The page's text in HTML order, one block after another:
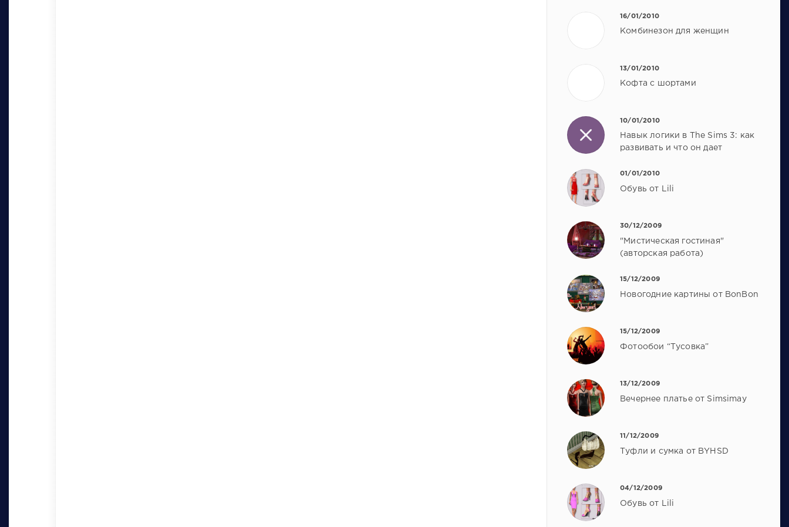
16/01/2010
Комбинезон для женщин
13/01/2010
Кофта с шортами
10/01/2010
Навык логики в The Sims 3: как
развивать и что он дает
01/01/2010
Обувь от Lili
30/12/2009
"Мистическая гостиная"
(авторская работа)
15/12/2009
Новогодние картины от BonBon
15/12/2009
Фотообои “Тусовка”
13/12/2009
Вечернее платье от Simsimay
11/12/2009
Туфли и сумка от BYHSD
04/12/2009
Обувь от Lili